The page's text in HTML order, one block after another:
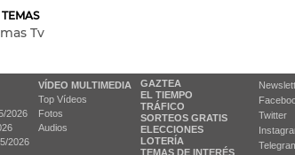
Tv
2026
2026
VÍDEO MULTIMEDIA
Top Vídeos
Fotos
Audios
GAZTEA
EL TIEMPO
TRÁFICO
SORTEOS GRATIS
ELECCIONES
LOTERÍA
TEMAS DE INTERÉS
Twitter